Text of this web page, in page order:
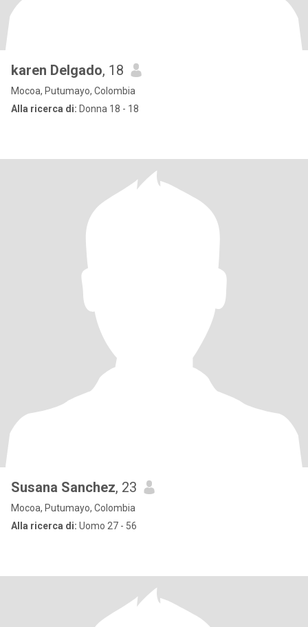
karen Delgado, 18
Mocoa, Putumayo, Colombia
Alla ricerca di: Donna 18 - 18
Susana Sanchez, 23
Mocoa, Putumayo, Colombia
Alla ricerca di: Uomo 27 - 56